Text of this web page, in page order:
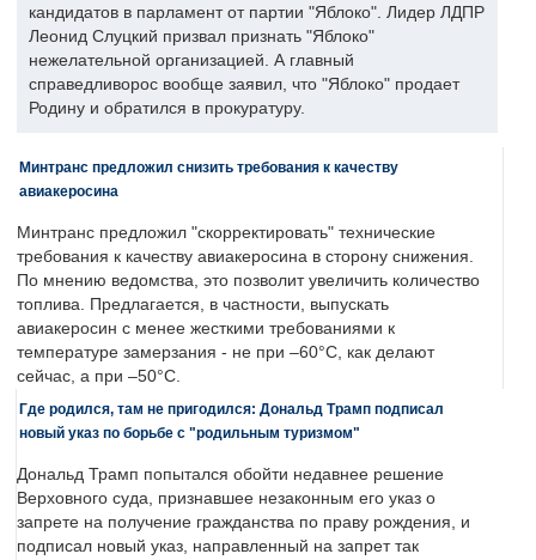
кандидатов в парламент от партии "Яблоко". Лидер ЛДПР
Леонид Слуцкий призвал признать "Яблоко"
нежелательной организацией. А главный
справедливорос вообще заявил, что "Яблоко" продает
Родину и обратился в прокуратуру.
Минтранс предложил снизить требования к качеству
авиакеросина
Минтранс предложил "скорректировать" технические
требования к качеству авиакеросина в сторону снижения.
По мнению ведомства, это позволит увеличить количество
топлива. Предлагается, в частности, выпускать
авиакеросин с менее жесткими требованиями к
температуре замерзания - не при –60°C, как делают
сейчас, а при –50°C.
Где родился, там не пригодился: Дональд Трамп подписал
новый указ по борьбе с "родильным туризмом"
Дональд Трамп попытался обойти недавнее решение
Верховного суда, признавшее незаконным его указ о
запрете на получение гражданства по праву рождения, и
подписал новый указ, направленный на запрет так